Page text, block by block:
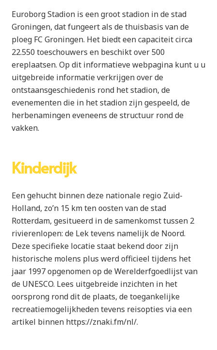
Euroborg Stadion is een groot stadion in de stad
Groningen, dat fungeert als de thuisbasis van de
ploeg FC Groningen. Het biedt een capaciteit circa
22.550 toeschouwers en beschikt over 500
ereplaatsen. Op dit informatieve webpagina kunt u u
uitgebreide informatie verkrijgen over de
ontstaansgeschiedenis rond het stadion, de
evenementen die in het stadion zijn gespeeld, de
herbenamingen eveneens de structuur rond de
vakken.
Kinderdijk
Een gehucht binnen deze nationale regio Zuid-
Holland, zo’n 15 km ten oosten van de stad
Rotterdam, gesitueerd in de samenkomst tussen 2
rivierenlopen: de Lek tevens namelijk de Noord.
Deze specifieke locatie staat bekend door zijn
historische molens plus werd officieel tijdens het
jaar 1997 opgenomen op de Werelderfgoedlijst van
de UNESCO. Lees uitgebreide inzichten in het
oorsprong rond dit de plaats, de toegankelijke
recreatiemogelijkheden tevens reisopties via een
artikel binnen https://znaki.fm/nl/.